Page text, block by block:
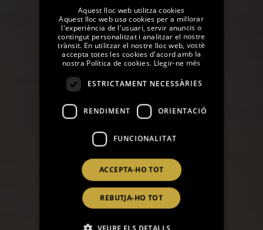
ENGLISH
GERMAN
FRENCH
Aquest lloc web utilitza cookies
Aquest lloc web usa cookies per a millorar
l'experiència de l'usuari, servir anuncis o
contingut personalitzat i analitzar el nostre
trànsit. En utilitzar el nostre lloc web, vostè
accepta totes les cookies d'acord amb la
nostra Política de cookies. Llegir-ne més
ESTRICTAMENT NECESSÀRIES
RENDIMENT ORIENTACIÓ
FUNCIONALITAT
ACCEPTA-HO TOT
REBUTJA-HO TOT
VEURE ELS DETALLS